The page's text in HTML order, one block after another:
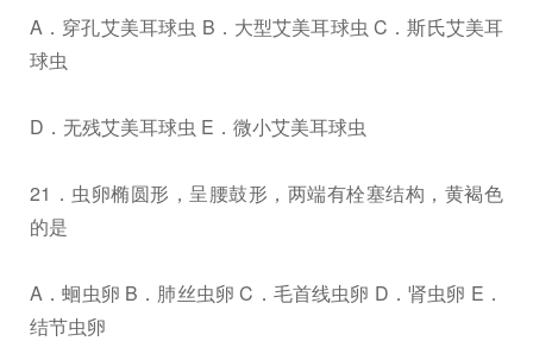
A．穿孔艾美耳球虫 B．大型艾美耳球虫 C．斯氏艾美耳
球虫
D．无残艾美耳球虫 E．微小艾美耳球虫
21．虫卵椭圆形，呈腰鼓形，两端有栓塞结构，黄褐色
的是
A．蛔虫卵 B．肺丝虫卵 C．毛首线虫卵 D．肾虫卵 E．
结节虫卵